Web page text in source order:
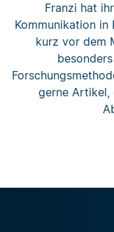
Franzi hat
Kommunikation in
kurz vor dem
gerne Artikel,